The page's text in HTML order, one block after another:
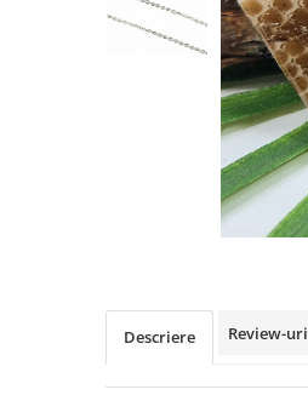
Colier / Pandantiv
Colier / Pandantiv
Descriere Review-uri